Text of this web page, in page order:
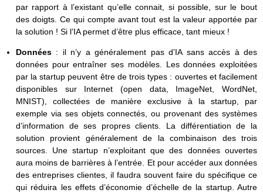
par rapport à l’existant qu’elle connait, si possible, sur le bout
des doigts. Ce qui compte avant tout est la valeur apportée par
la solution ! Si l’IA permet d’être plus efficace, tant mieux !
Données: il n’y a généralement pas d’IA sans accès à des
données pour entraîner ses modèles. Les données exploitées
par la startup peuvent être de trois types : ouvertes et facilement
disponibles sur Internet (open data, ImageNet, WordNet,
MNIST), collectées de manière exclusive à la startup, par
exemple via ses objets connectés, ou provenant des systèmes
d’information de ses propres clients. La différentiation de la
solution provient généralement de la combinaison des trois
sources. Une startup n’exploitant que des données ouvertes
aura moins de barrières à l’entrée. Et pour accéder aux données
des entreprises clientes, il faudra souvent faire du spécifique ce
qui réduira les effets d’économie d’échelle de la startup. Autre